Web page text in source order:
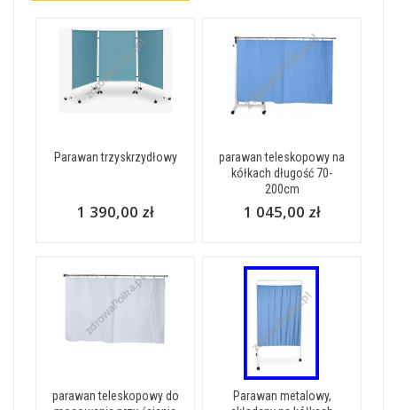
Parawan trzyskrzydłowy
1 390,00 zł
parawan teleskopowy na
kółkach długość 70-
200cm
1 045,00 zł
parawan teleskopowy do
Parawan metalowy,